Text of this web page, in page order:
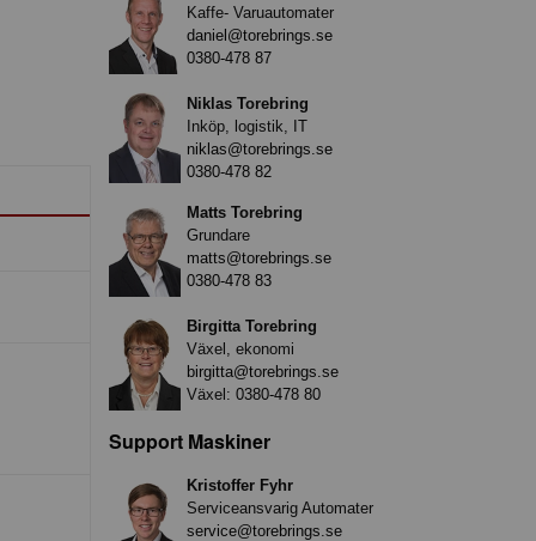
Kaffe- Varuautomater
daniel@torebrings.se
0380-478 87
Niklas Torebring
Inköp, logistik, IT
niklas@torebrings.se
0380-478 82
Matts Torebring
Grundare
matts@torebrings.se
0380-478 83
Birgitta Torebring
Växel, ekonomi
birgitta@torebrings.se
Växel: 0380-478 80
Support Maskiner
Kristoffer Fyhr
Serviceansvarig Automater
service@torebrings.se